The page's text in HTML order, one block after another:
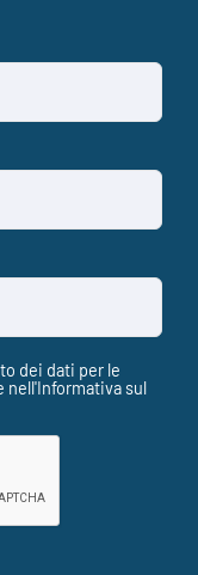
dei dati per le
sul